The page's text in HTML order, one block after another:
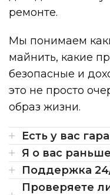
ремонте.
Мы понимаем
майнить, какие
безопасные и
это не просто
образ жизни.
Есть у вас
Я о вас
Поддержка
Проверяете